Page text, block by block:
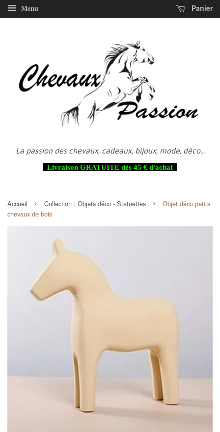
Menu Panier
La passion des chevaux, cadeaux, bijoux, mode, déco...
Livraison GRATUITE dès 45 € d'achat
Accueil › Collection : Objets déco - Statuettes ›
Objet déco petits
chevaux de bois